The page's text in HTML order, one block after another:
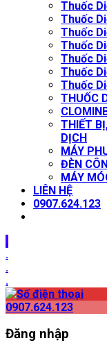
Thuốc
Thuốc
Thuốc
Thuốc
Thuốc
Thuốc
Thuốc
THUỐC
THIẾT
DỊCH
MÁY
ĐÈN
MÁY
LIÊN HỆ
0907.624.123
.
.
.
.
0907.624.123
Đăng nhập